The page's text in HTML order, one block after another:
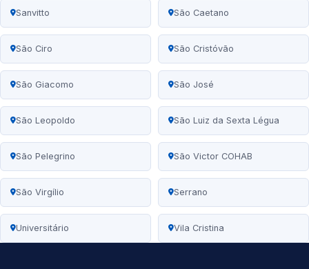
Sanvitto São Caetano
São Ciro São Cristóvão
São Giacomo São José
São Leopoldo São Luiz da Sexta Légua
São Pelegrino São Victor COHAB
São Virgílio Serrano
Universitário Vila Cristina